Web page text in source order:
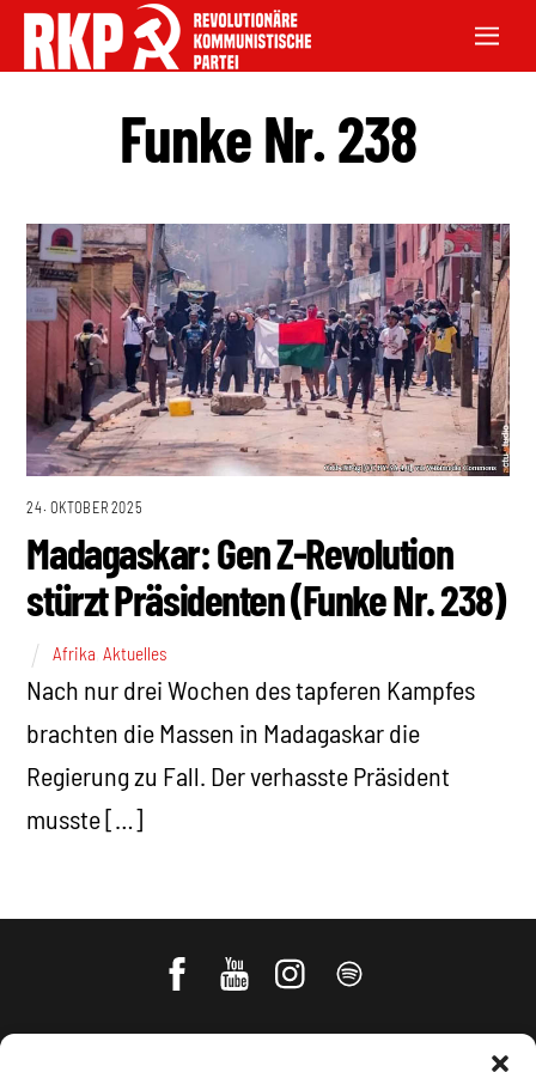
Funke Nr. 238
24. OKTOBER 2025
Madagaskar: Gen Z-Revolution
stürzt Präsidenten (Funke Nr. 238)
Afrika ,Aktuelles
Nach nur drei Wochen des tapferen Kampfes
brachten die Massen in Madagaskar die
Regierung zu Fall. Der verhasste Präsident
musste […]